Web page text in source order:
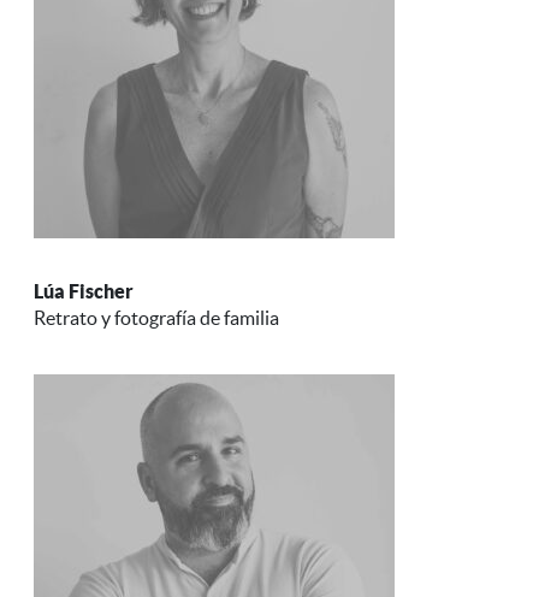
Lúa Fischer
Retrato y fotografía de familia